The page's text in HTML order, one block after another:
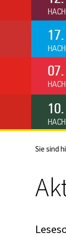
Sie sind